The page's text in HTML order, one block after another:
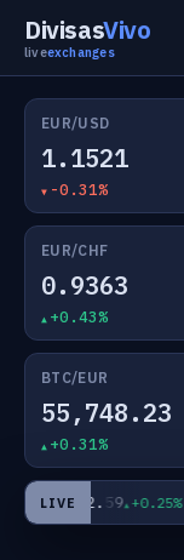
DivisasVivo
liveexchanges
EUR/USD
1.1521
-0.31%
EUR/CHF
0.9363
+0.43%
BTC/EUR
55,748.23
+0.31%
LIVE
JPY182.59 +0.25%